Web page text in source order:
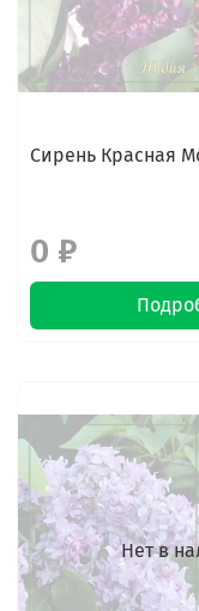
Сирень Красная
0 ₽
Нет в